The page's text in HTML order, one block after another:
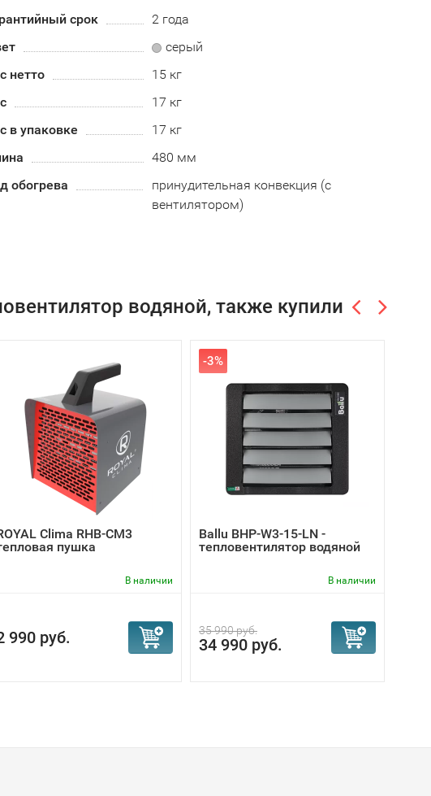
срок
2 года
серый
нетто
15 кг
17 кг
в упаковке
17 кг
480 мм
обогрева
принудительная конвекция (с
вентилятором)
водяной, также купили
Clima RHB-CM3
пушка
В наличии
990 руб.
-3%
Ballu BHP-W3-15-LN -
тепловентилятор водяной
В наличии
35 990 руб.
34 990 руб.